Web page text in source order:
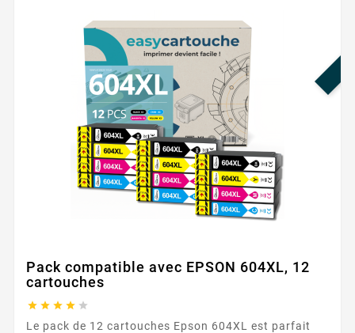
Pack compatible avec EPSON 604XL, 12
cartouches
    
Le pack de 12 cartouches Epson 604XL est parfait